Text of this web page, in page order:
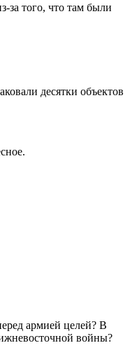
за того, что там были
десятки объектов
армией целей? В
войны?